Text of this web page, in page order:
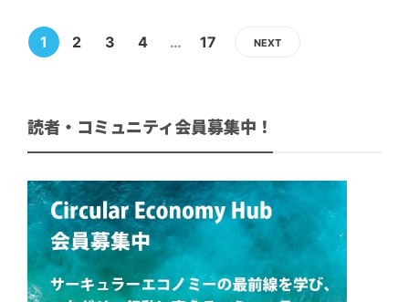
1 2 3 4 … 17 NEXT
読者・コミュニティ会員募集中！